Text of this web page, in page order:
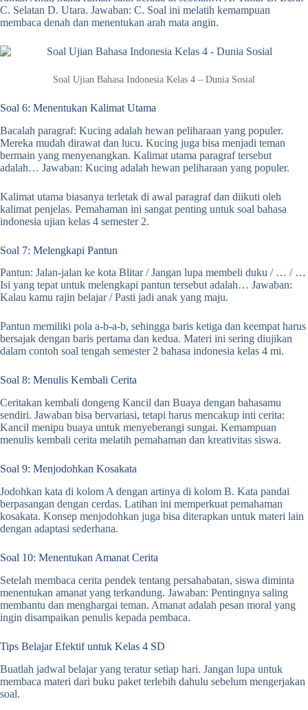
C. Selatan D. Utara. Jawaban: C. Soal ini melatih kemampuan
membaca denah dan menentukan arah mata angin.
Soal Ujian Bahasa Indonesia Kelas 4 – Dunia Sosial
Soal 6: Menentukan Kalimat Utama
Bacalah paragraf: Kucing adalah hewan peliharaan yang populer.
Mereka mudah dirawat dan lucu. Kucing juga bisa menjadi teman
bermain yang menyenangkan. Kalimat utama paragraf tersebut
adalah… Jawaban: Kucing adalah hewan peliharaan yang populer.
Kalimat utama biasanya terletak di awal paragraf dan diikuti oleh
kalimat penjelas. Pemahaman ini sangat penting untuk soal bahasa
indonesia ujian kelas 4 semester 2.
Soal 7: Melengkapi Pantun
Pantun: Jalan-jalan ke kota Blitar / Jangan lupa membeli duku / … / …
Isi yang tepat untuk melengkapi pantun tersebut adalah… Jawaban:
Kalau kamu rajin belajar / Pasti jadi anak yang maju.
Pantun memiliki pola a-b-a-b, sehingga baris ketiga dan keempat harus
bersajak dengan baris pertama dan kedua. Materi ini sering diujikan
dalam contoh soal tengah semester 2 bahasa indonesia kelas 4 mi.
Soal 8: Menulis Kembali Cerita
Ceritakan kembali dongeng Kancil dan Buaya dengan bahasamu
sendiri. Jawaban bisa bervariasi, tetapi harus mencakup inti cerita:
Kancil menipu buaya untuk menyeberangi sungai. Kemampuan
menulis kembali cerita melatih pemahaman dan kreativitas siswa.
Soal 9: Menjodohkan Kosakata
Jodohkan kata di kolom A dengan artinya di kolom B. Kata pandai
berpasangan dengan cerdas. Latihan ini memperkuat pemahaman
kosakata. Konsep menjodohkan juga bisa diterapkan untuk materi lain
dengan adaptasi sederhana.
Soal 10: Menentukan Amanat Cerita
Setelah membaca cerita pendek tentang persahabatan, siswa diminta
menentukan amanat yang terkandung. Jawaban: Pentingnya saling
membantu dan menghargai teman. Amanat adalah pesan moral yang
ingin disampaikan penulis kepada pembaca.
Tips Belajar Efektif untuk Kelas 4 SD
Buatlah jadwal belajar yang teratur setiap hari. Jangan lupa untuk
membaca materi dari buku paket terlebih dahulu sebelum mengerjakan
soal.